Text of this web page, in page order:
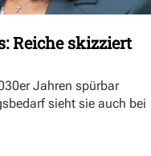
Reiche skizziert
Jahren spürbar
sieht sie auch bei